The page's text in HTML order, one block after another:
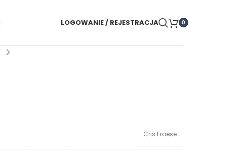
LOGOWANIE / REJESTRACJA 0
Cris Froese